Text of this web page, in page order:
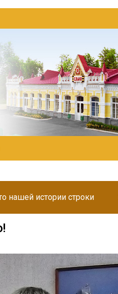
нашей истории строки